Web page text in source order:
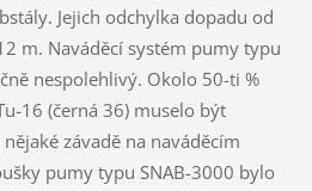
Jejich odchylka dopadu od
m. Naváděcí systém pumy typu
nespolehlivý. Okolo 50-ti %
16 (černá 36) muselo být
závadě na naváděcím
pumy typu SNAB-3000 bylo